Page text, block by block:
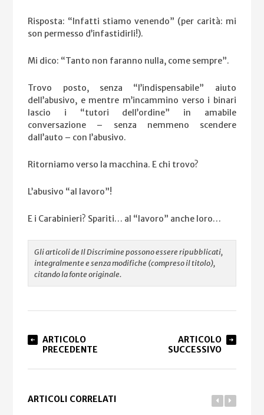
Risposta: “Infatti stiamo venendo” (per carità: mi
son permesso d’infastidirli!).
Mi dico: “Tanto non faranno nulla, come sempre”.
Trovo posto, senza “l’indispensabile” aiuto
dell’abusivo, e mentre m’incammino verso i binari
lascio i “tutori dell’ordine” in amabile
conversazione – senza nemmeno scendere
dall’auto – con l’abusivo.
Ritorniamo verso la macchina. E chi trovo?
L’abusivo “al lavoro”!
E i Carabinieri? Spariti… al “lavoro” anche loro…
Gli articoli de Il Discrimine possono essere ripubblicati,
integralmente e senza modifiche (compreso il titolo),
citando la fonte originale.
ARTICOLO
PRECEDENTE
ARTICOLO
SUCCESSIVO
ARTICOLI CORRELATI